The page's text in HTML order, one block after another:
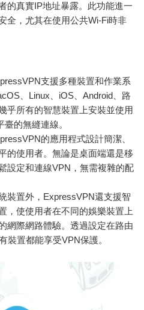
的真實IP地址暴露。此功能進一
全，尤其在使用公共Wi-Fi時非
支援多種裝置和作業系
、Linux、iOS、Android、路
乎所有的智慧裝置上安裝並使用
的無縫連線。
的應用程式設計簡潔、
的使用者。無論是桌面端還是移
設定和連線VPN，無需複雜的配
裝置外，ExpressVPN還支援智
，使使用者在不同的娛樂裝置上
網際網路體驗。透過設定在路由
裝置都能享受VPN保護。